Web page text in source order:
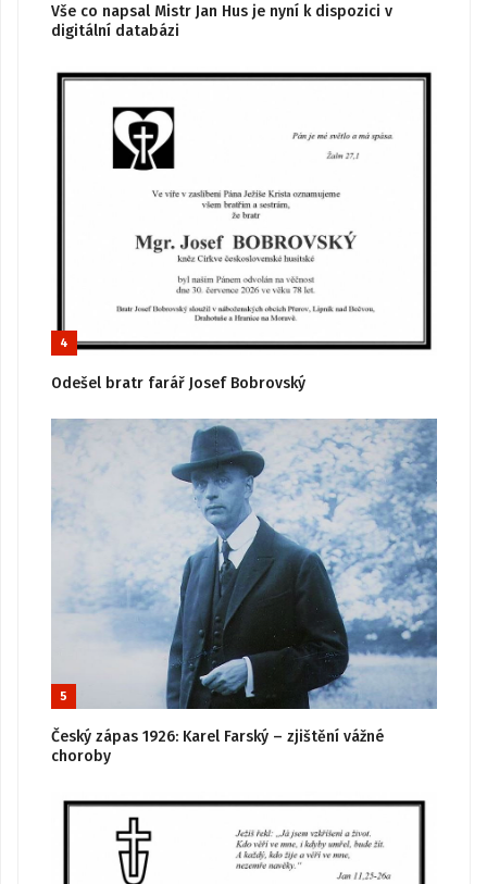
Vše co napsal Mistr Jan Hus je nyní k dispozici v
digitální databázi
4
Odešel bratr farář Josef Bobrovský
5
Český zápas 1926: Karel Farský – zjištění vážné
choroby